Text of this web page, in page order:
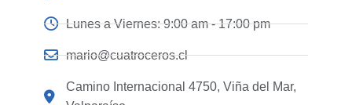
Lunes a Viernes: 9:00 am - 17:00 pm
mario@cuatroceros.cl
Camino Internacional 4750, Viña del Mar,